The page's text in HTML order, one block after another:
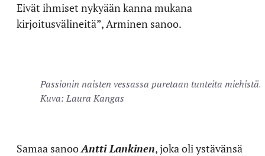
Eivät ihmiset nykyään kanna mukana
kirjoitusvälineitä”, Arminen sanoo.
Passionin naisten vessassa puretaan tunteita miehistä.
Kuva: Laura Kangas
Samaa sanooAntti Lankinen, joka oli ystävänsä